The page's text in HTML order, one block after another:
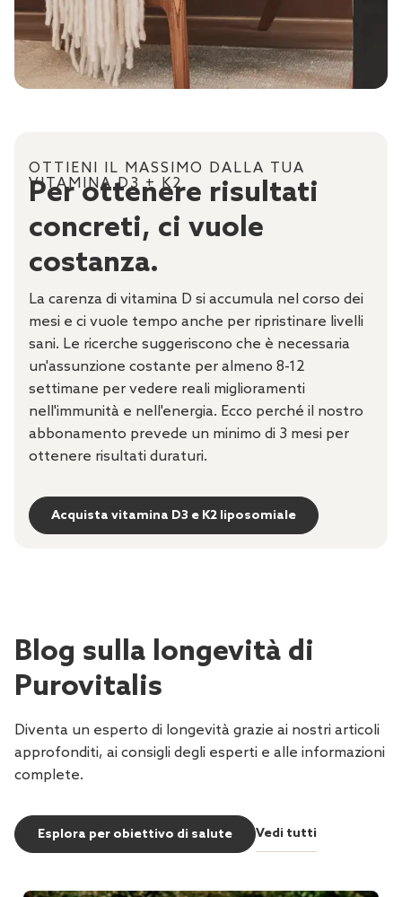
OTTIENI IL MASSIMO DALLA TUA
VITAMINA D3 + K2
Per ottenere risultati
concreti, ci vuole
costanza.
La carenza di vitamina D si accumula nel corso dei
mesi e ci vuole tempo anche per ripristinare livelli
sani. Le ricerche suggeriscono che è necessaria
un'assunzione costante per almeno 8-12
settimane per vedere reali miglioramenti
nell'immunità e nell'energia. Ecco perché il nostro
abbonamento prevede un minimo di 3 mesi per
ottenere risultati duraturi.
Acquista vitamina D3 e K2 liposomiale
Blog sulla longevità di
Purovitalis
Diventa un esperto di longevità grazie ai nostri articoli
approfonditi, ai consigli degli esperti e alle informazioni
complete.
Esplora per obiettivo di salute Vedi tutti